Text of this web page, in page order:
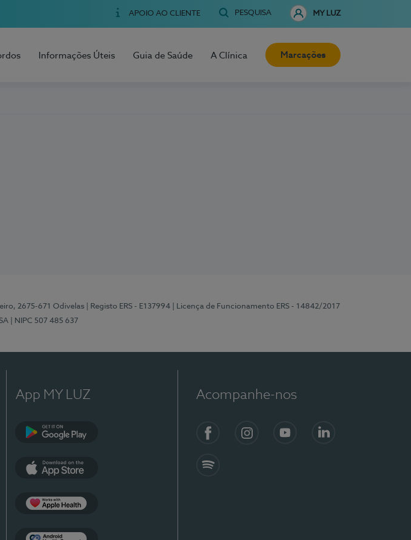
APOIO AO CLIENTE PESQUISA MY LUZ
Informações Úteis Guia de Saúde A Clínica Marcações
2675-671 Odivelas | Registo ERS - E137994
| Licença de Funcionamento ERS - 14842/2017
| NIPC 507 485 637
App MY LUZ Acompanhe-nos